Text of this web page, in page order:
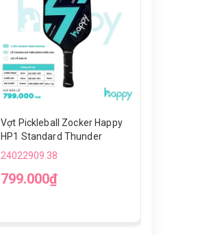
Vợt Pickleball Zocker Happy
HP1 Standard Thunder
24022909.38
799.000₫